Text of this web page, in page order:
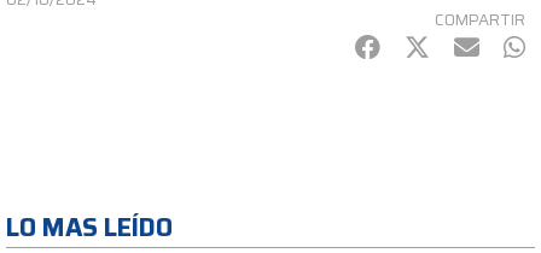
COMPARTIR
Facebook
Twitter
mail
LO MAS LEÍDO